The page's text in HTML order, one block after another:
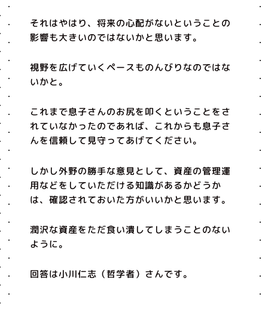
それはやはり、将来の心配がないということの
影響も大きいのではないかと思います。
視野を広げていくペースものんびりなのではな
いかと。
これまで息子さんのお尻を叩くということをさ
れていなかったのであれば、これからも息子さ
んを信頼して見守ってあげてください。
しかし外野の勝手な意見として、資産の管理運
用などをしていただける知識があるかどうか
は、確認されておいた方がいいかと思います。
潤沢な資産をただ食い潰してしまうことのない
ように。
回答は小川仁志（哲学者）さんです。